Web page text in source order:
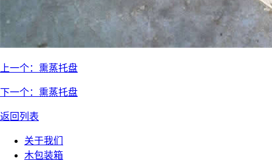
上一个： 熏蒸托盘
下一个： 熏蒸托盘
返回列表
关于我们
木包装箱